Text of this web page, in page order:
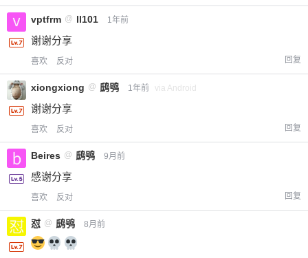
vptfrm @ ll101 1年前
谢谢分享
喜欢 反对 回复
xiongxiong @ 鸱鸮 1年前 via Android
谢谢分享
喜欢 反对 回复
Beires @ 鸱鸮 9月前
感谢分享
喜欢 反对 回复
怼 @ 鸱鸮 8月前